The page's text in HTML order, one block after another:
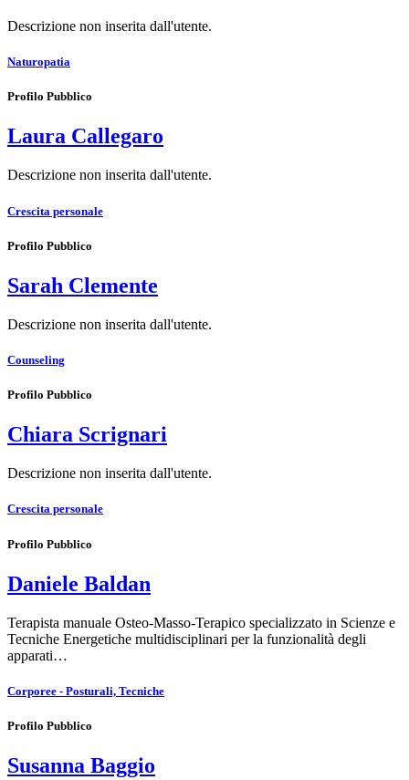
Descrizione non inserita dall'utente.
Naturopatia
Profilo Pubblico
Laura Callegaro
Descrizione non inserita dall'utente.
Crescita personale
Profilo Pubblico
Sarah Clemente
Descrizione non inserita dall'utente.
Counseling
Profilo Pubblico
Chiara Scrignari
Descrizione non inserita dall'utente.
Crescita personale
Profilo Pubblico
Daniele Baldan
Terapista manuale Osteo-Masso-Terapico specializzato in Scienze e
Tecniche Energetiche multidisciplinari per la funzionalità degli
apparati…
Corporee - Posturali, Tecniche
Profilo Pubblico
Susanna Baggio